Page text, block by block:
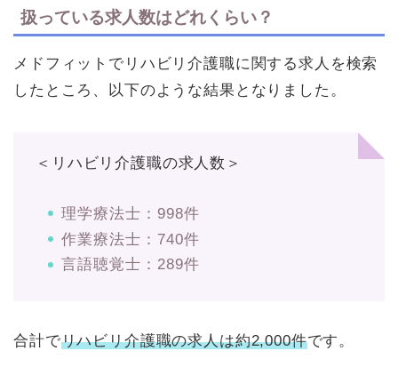
扱っている求人数はどれくらい？
メドフィットでリハビリ介護職に関する求人を検索
したところ、以下のような結果となりました。
＜リハビリ介護職の求人数＞
理学療法士：998件
作業療法士：740件
言語聴覚士：289件
合計でリハビリ介護職の求人は約2,000件です。